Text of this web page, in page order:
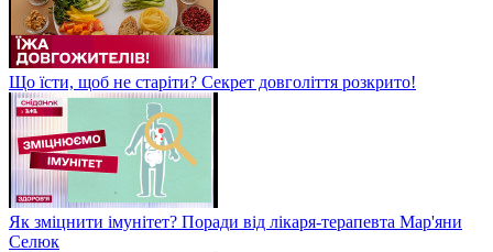
Що їсти, щоб не старіти? Секрет довголіття розкрито!
Як зміцнити імунітет? Поради від лікаря-терапевта Мар'яни
Селюк